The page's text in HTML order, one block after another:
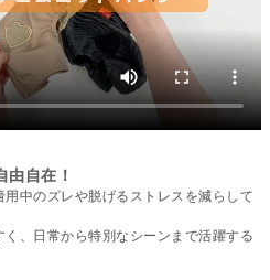
自在！
中のズレや脱げるストレスを減らして
、日常から特別なシーンまで活躍する